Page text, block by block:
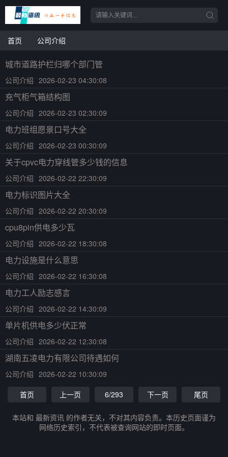
首页 公司介绍
城市道路护栏归哪个部门管
公司介绍 2026-02-23 04:30:08
充气柜气箱结构图
公司介绍 2026-02-23 02:30:09
电力班组愿景口号大全
公司介绍 2026-02-23 00:30:09
关于cpvc电力穿线管多少钱的信息
公司介绍 2026-02-22 22:30:09
电力标识图片大全
公司介绍 2026-02-22 20:30:09
cpu8pin供电多少瓦
公司介绍 2026-02-22 18:30:08
电力设施是什么意思
公司介绍 2026-02-22 16:30:08
电力工人励志感言
公司介绍 2026-02-22 14:30:09
单片机供电多少伏正常
公司介绍 2026-02-22 12:30:08
湖南五凌电力有限公司待遇如何
公司介绍 2026-02-22 10:30:09
首页
上一页 6/293 下一页 尾页
本站和 最新资讯 的作者无关，不对其内容负责。本历史页面谨为
网络历史索引，不代表被查询网站的即时页面。